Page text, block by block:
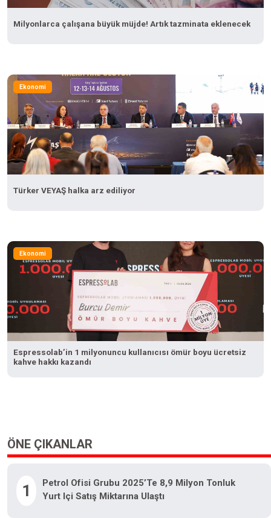
Milyonlarca çalışana büyük müjde! Artık tazminata eklenecek
Ekonomi
Türker VEYAŞ halka arz ediliyor
Ekonomi
Espressolab’in 1 milyonuncu kullanıcısı ömür boyu ücretsiz
kahve hakkı kazandı
ÖNE ÇIKANLAR
1
Petrol Ofisi Grubu 2025’te 8,9 Milyon Tonluk
Yurt Içi Satış Miktarına Ulaştı